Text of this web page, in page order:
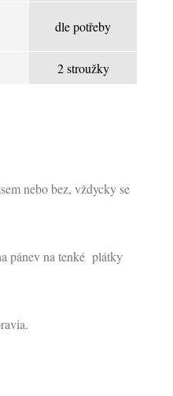
dle potřeby
2 stroužky
nebo bez, vždycky se
pánev na tenké plátky